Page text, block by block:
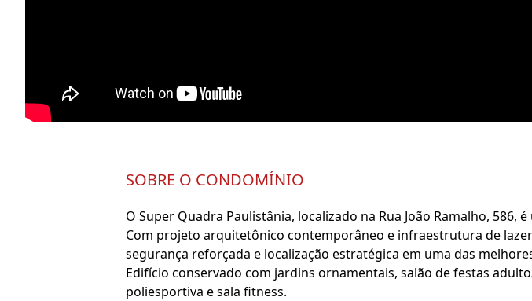
SOBRE O CONDOMÍNIO
O Super Quadra Paulistânia, localizado na Rua João Ramalho,
Com projeto arquitetônico contemporâneo e infraestrutura de
segurança reforçada e localização estratégica em uma das
Edifício conservado com jardins ornamentais, salão de festas
poliesportiva e sala fitness.